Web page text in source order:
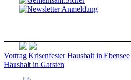
Vortrag Krisenfester Haushalt in Ebensee
Haushalt in Garsten